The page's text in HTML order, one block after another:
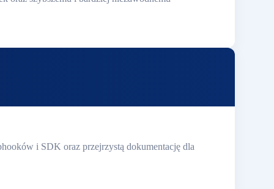
i SDK oraz przejrzystą dokumentację dla